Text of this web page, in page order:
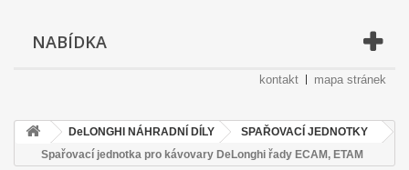
NABÍDKA
kontakt mapa stránek
DeLONGHI NÁHRADNÍ DÍLY
SPAŘOVACÍ JEDNOTKY
Spařovací jednotka pro kávovary DeLonghi řady ECAM, ETAM